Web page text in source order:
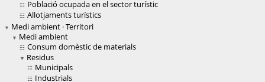
Població ocupada en el sector turístic
Allotjaments turístics
Medi ambient · Territori
Medi ambient
Consum domèstic de materials
Residus
Municipals
Industrials